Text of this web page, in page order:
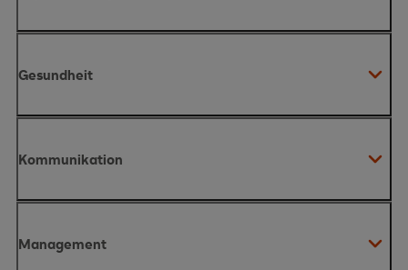
Gesundheit
Kommunikation
Management